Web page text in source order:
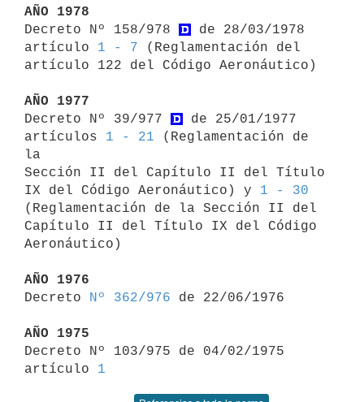
AÑO 1978
Decreto Nº 158/978
de 28/03/1978
artículo 1 - 7 (Reglamentación del
artículo 122 del Código Aeronáutico)
AÑO 1977
Decreto Nº 39/977
de 25/01/1977
artículos 1 - 21 (Reglamentación de
la
Sección II del Capítulo II del Título
IX del Código Aeronáutico) y 1 - 30
(Reglamentación de la Sección II del
Capítulo II del Título IX del Código
Aeronáutico)
AÑO 1976
Decreto
Nº 362/976 de 22/06/1976
AÑO 1975
Decreto Nº 103/975 de 04/02/1975
artículo 1